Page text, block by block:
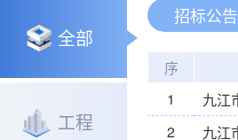
全部
工程
招标公告
序
1
2